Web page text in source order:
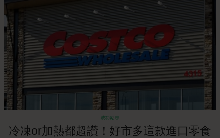
成功勵志
冷凍or加熱都超讚！好市多這款進口零食